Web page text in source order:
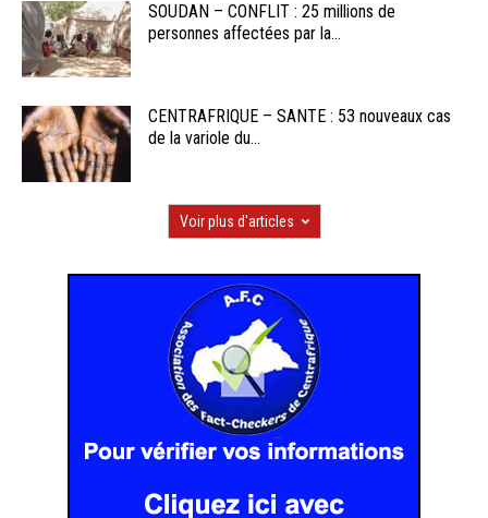
SOUDAN – CONFLIT : 25 millions de
personnes affectées par la...
CENTRAFRIQUE – SANTE : 53 nouveaux cas
de la variole du...
Voir plus d'articles